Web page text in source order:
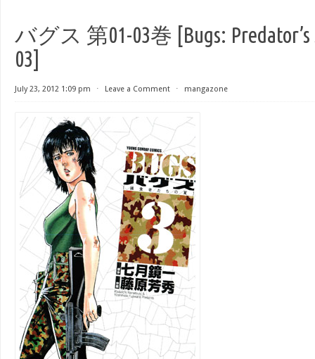
バグス 第01-03巻 [Bugs: Predator’s
03]
July 23, 2012 1:09 pm ⋅ Leave a Comment ⋅ mangazone